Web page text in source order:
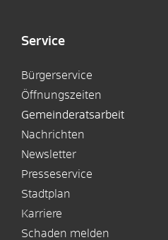
Service
Bürgerservice
Öffnungszeiten
Gemeinderatsarbeit
Nachrichten
Newsletter
Presseservice
Stadtplan
Karriere
Schaden melden